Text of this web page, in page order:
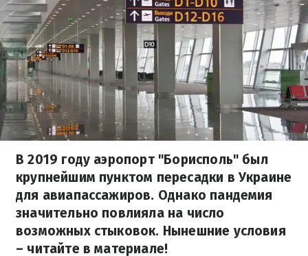
В 2019 году аэропорт "Борисполь" был
крупнейшим пунктом пересадки в Украине
для авиапассажиров. Однако пандемия
значительно повлияла на число
возможных стыковок. Нынешние условия
– читайте в материале!